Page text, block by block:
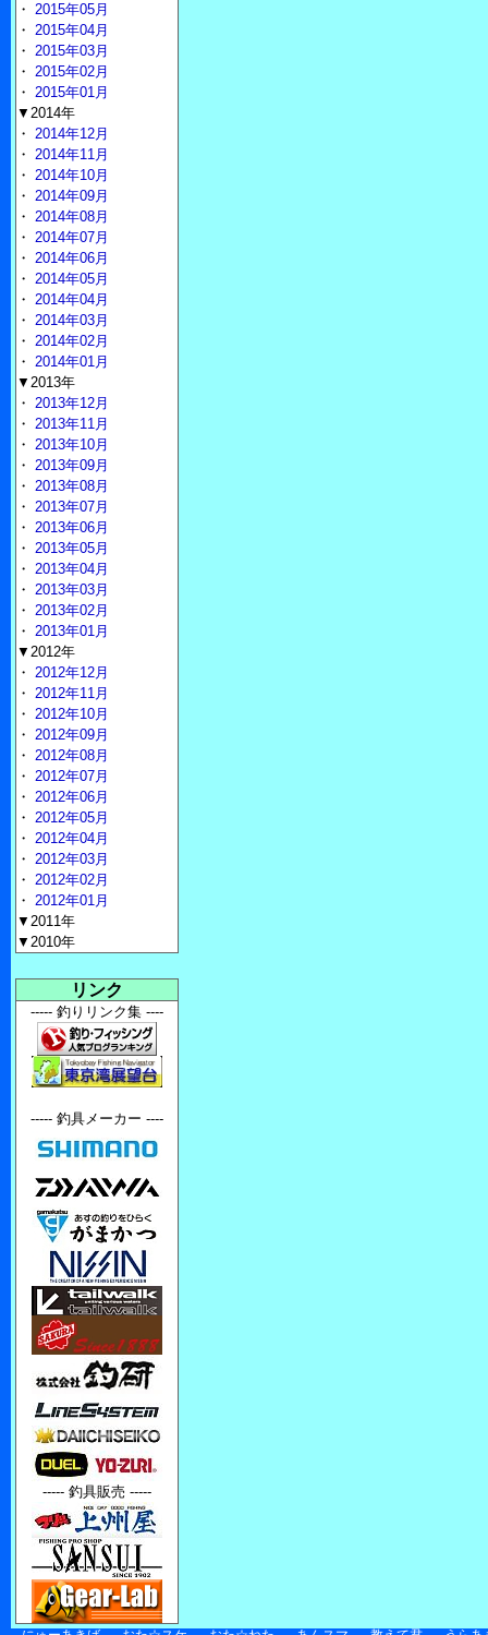
・ 2015年05月
・ 2015年04月
・ 2015年03月
・ 2015年02月
・ 2015年01月
▼2014年
・ 2014年12月
・ 2014年11月
・ 2014年10月
・ 2014年09月
・ 2014年08月
・ 2014年07月
・ 2014年06月
・ 2014年05月
・ 2014年04月
・ 2014年03月
・ 2014年02月
・ 2014年01月
▼2013年
・ 2013年12月
・ 2013年11月
・ 2013年10月
・ 2013年09月
・ 2013年08月
・ 2013年07月
・ 2013年06月
・ 2013年05月
・ 2013年04月
・ 2013年03月
・ 2013年02月
・ 2013年01月
▼2012年
・ 2012年12月
・ 2012年11月
・ 2012年10月
・ 2012年09月
・ 2012年08月
・ 2012年07月
・ 2012年06月
・ 2012年05月
・ 2012年04月
・ 2012年03月
・ 2012年02月
・ 2012年01月
▼2011年
▼2010年
リンク
----- 釣りリンク集 ----
----- 釣具メーカー ----
----- 釣具販売 -----